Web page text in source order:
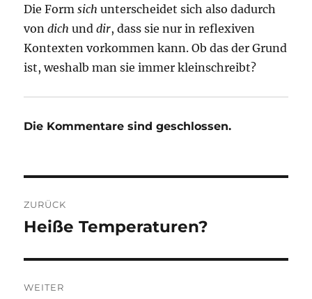
Die Formsich unterscheidet sich also dadurch
vondich unddir, dass sie nur in reflexiven
Kontexten vorkommen kann. Ob das der Grund
ist, weshalb man sie immer kleinschreibt?
Die Kommentare sind geschlossen.
ZURÜCK
Vorheriger
Heiße Temperaturen?
WEITER